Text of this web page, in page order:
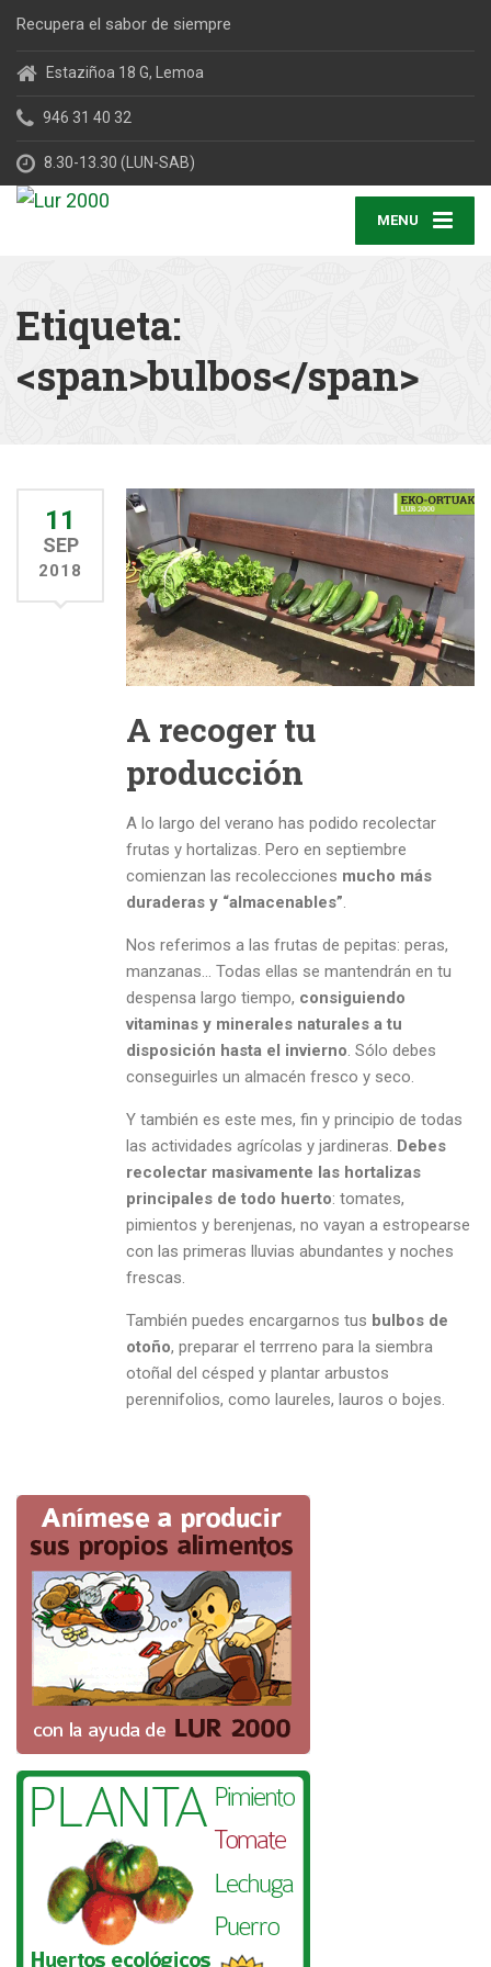
Recupera el sabor de siempre
Estaziñoa 18 G, Lemoa
946 31 40 32
8.30-13.30 (LUN-SAB)
MENU
Etiqueta:
<span>bulbos</span>
11
SEP
2018
A recoger tu
producción
A lo largo del verano has podido recolectar
frutas y hortalizas. Pero en septiembre
comienzan las recolecciones mucho más
duraderas y “almacenables”.
Nos referimos a las frutas de pepitas: peras,
manzanas… Todas ellas se mantendrán en tu
despensa largo tiempo, consiguiendo
vitaminas y minerales naturales a tu
disposición hasta el invierno. Sólo debes
conseguirles un almacén fresco y seco.
Y también es este mes, fin y principio de todas
las actividades agrícolas y jardineras. Debes
recolectar masivamente las hortalizas
principales de todo huerto: tomates,
pimientos y berenjenas, no vayan a estropearse
con las primeras lluvias abundantes y noches
frescas.
También puedes encargarnos tus bulbos de
otoño, preparar el terrreno para la siembra
otoñal del césped y plantar arbustos
perennifolios, como laureles, lauros o bojes.